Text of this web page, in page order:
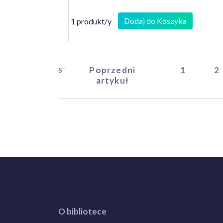
1 produkt/y Dodaj do Koszyka
START
Poprzedni
artykuł
1 2
O bibliotece